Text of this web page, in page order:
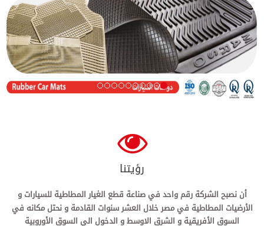
رؤيتنا
أن نصبح الشركة رقم واحد في صناعة قطع الغيار المطاطية للسيارات و
الأرضيات المطاطية في مصر خلال العشر سنوات القادمة و نحتل مكانه في
السوق الأفريقية و الشرق الاوسط و الدخول الي السوق الأوروبية